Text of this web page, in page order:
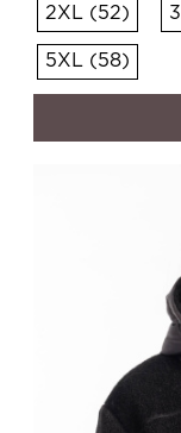
2XL (52)
5XL (58)